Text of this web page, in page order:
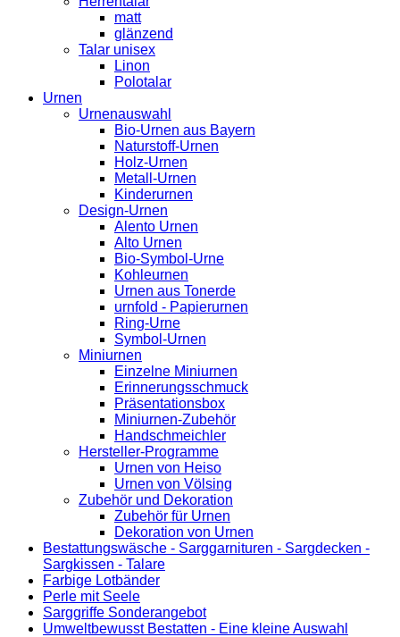
matt
glänzend
Talar unisex
Linon
Polotalar
Urnen
Urnenauswahl
Bio-Urnen aus Bayern
Naturstoff-Urnen
Holz-Urnen
Metall-Urnen
Kinderurnen
Design-Urnen
Alento Urnen
Alto Urnen
Bio-Symbol-Urne
Kohleurnen
Urnen aus Tonerde
urnfold - Papierurnen
Ring-Urne
Symbol-Urnen
Miniurnen
Einzelne Miniurnen
Erinnerungsschmuck
Präsentationsbox
Miniurnen-Zubehör
Handschmeichler
Hersteller-Programme
Urnen von Heiso
Urnen von Völsing
Zubehör und Dekoration
Zubehör für Urnen
Dekoration von Urnen
Bestattungswäsche - Sarggarnituren - Sargdecken -
Sargkissen - Talare
Farbige Lotbänder
Perle mit Seele
Sarggriffe Sonderangebot
Umweltbewusst Bestatten - Eine kleine Auswahl